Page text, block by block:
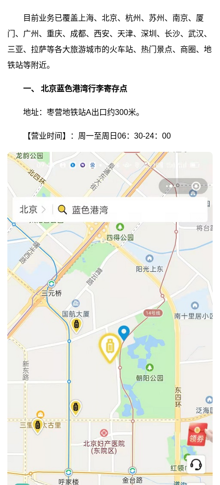
目前业务已覆盖上海、北京、杭州、苏州、南京、厦
门、广州、重庆、成都、西安、天津、深圳、长沙、武汉、
三亚、拉萨等各大旅游城市的火车站、热门景点、商圈、地
铁站等附近。
一、 北京蓝色港湾行李寄存点
地址：枣营地铁站A出口约300米。
【营业时间】：周一至周日06：30-24：00